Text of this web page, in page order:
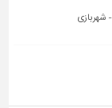
شهربازی